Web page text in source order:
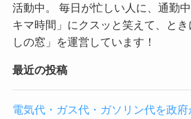
活動中。 毎日が忙しい人に、通勤
キマ時間」にクスッと笑えて、と
しの窓」を運営しています！
最近の投稿
電気代・ガス代・ガソリン代を政